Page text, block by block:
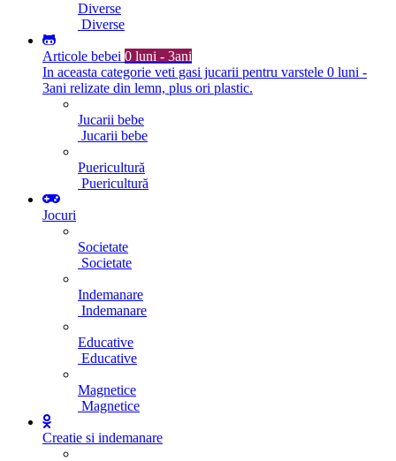
Diverse
Diverse
Articole bebei 0 luni - 3ani
In aceasta categorie veti gasi jucarii pentru varstele 0 luni -
3ani relizate din lemn, plus ori plastic.
Jucarii bebe
Jucarii bebe
Puericultură
Puericultură
Jocuri
Societate
Societate
Indemanare
Indemanare
Educative
Educative
Magnetice
Magnetice
Creatie si indemanare